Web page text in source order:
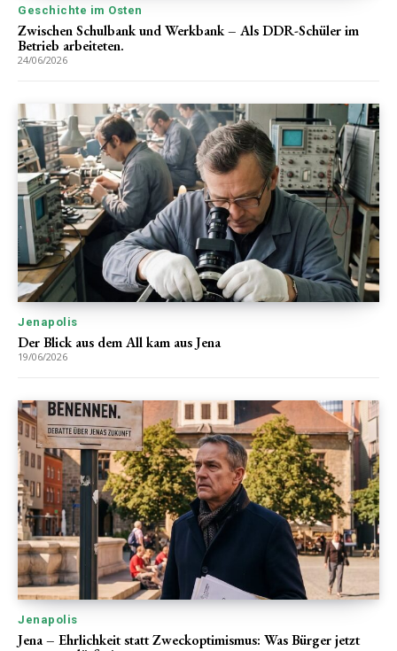
Geschichte im Osten
Zwischen Schulbank und Werkbank – Als DDR-Schüler im
Betrieb arbeiteten.
24/06/2026
Jenapolis
Der Blick aus dem All kam aus Jena
19/06/2026
Jenapolis
Jena – Ehrlichkeit statt Zweckoptimismus: Was Bürger jetzt